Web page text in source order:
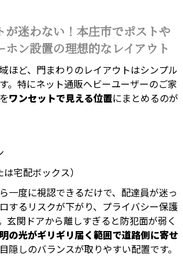
が迷わない！本庄市でポストや
ホン設置の理想的なレイアウト
ほど、門まわりのレイアウトはシンプル
。特にネット通販ヘビーユーザーのご家
ワンセットで見える位置にまとめるのが
宅配ボックス）
一度に視認できるだけで、配達員が迷っ
するリスクが下がり、プライバシー保護
玄関ドアから離しすぎると防犯面が弱く
の光がギリギリ届く範囲で道路側に寄せ
隠しのバランスが取りやすい配置です。